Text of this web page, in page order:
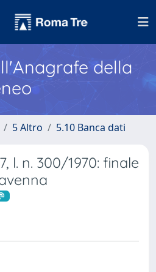
della
5 Altro 5.10 Banca dati
l. n. 300/1970: finale